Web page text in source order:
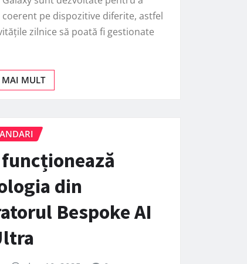
pe dispozitive diferite, astfel
zilnice să poată fi gestionate
MAI MULT
din
Bespoke AI